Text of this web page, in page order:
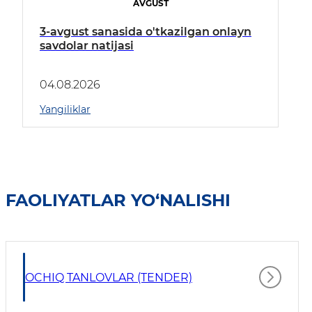
AVGUST
3-avgust sanasida o'tkazilgan onlayn
savdolar natijasi
04.08.2026
Yangiliklar
FAOLIYATLAR YO‘NALISHI
OCHIQ TANLOVLAR (TENDER)